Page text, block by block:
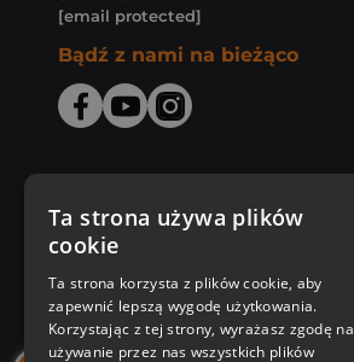
[email protected]
Bądź z nami na bieżąco
Zakupy u nas
Nasza oferta
Ta strona używa plików
cookie
Ta strona korzysta z plików cookie, aby
zapewnić lepszą wygodę użytkowania.
Korzystając z tej strony, wyrażasz zgodę na
używanie przez nas wszystkich plików